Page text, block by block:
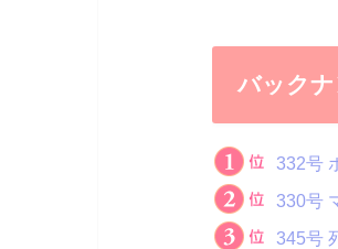
バック
332号
330号
345号